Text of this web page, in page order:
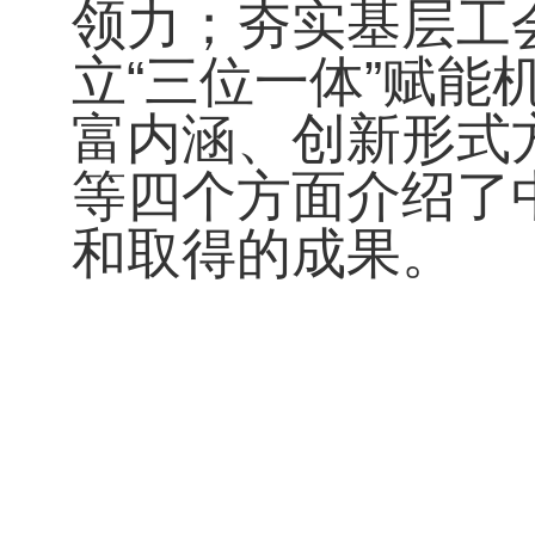
领力；夯实基层工
立“三位一体”赋能
富内涵、创新形式
等四个方面介绍了
和取得的成果。